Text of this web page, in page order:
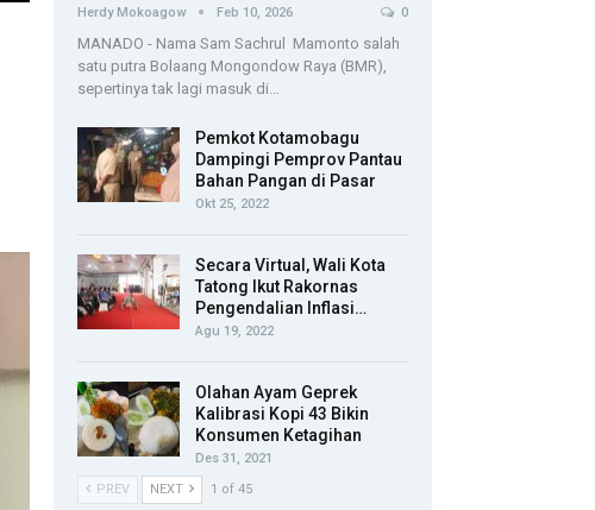
Herdy Mokoagow Feb 10, 2026 0
MANADO - Nama Sam Sachrul Mamonto salah
satu putra Bolaang Mongondow Raya (BMR),
sepertinya tak lagi masuk di…
Pemkot Kotamobagu
Dampingi Pemprov Pantau
Bahan Pangan di Pasar
Okt 25, 2022
Secara Virtual, Wali Kota
Tatong Ikut Rakornas
Pengendalian Inflasi…
Agu 19, 2022
Olahan Ayam Geprek
Kalibrasi Kopi 43 Bikin
Konsumen Ketagihan
Des 31, 2021
PREV
NEXT 1 of 45